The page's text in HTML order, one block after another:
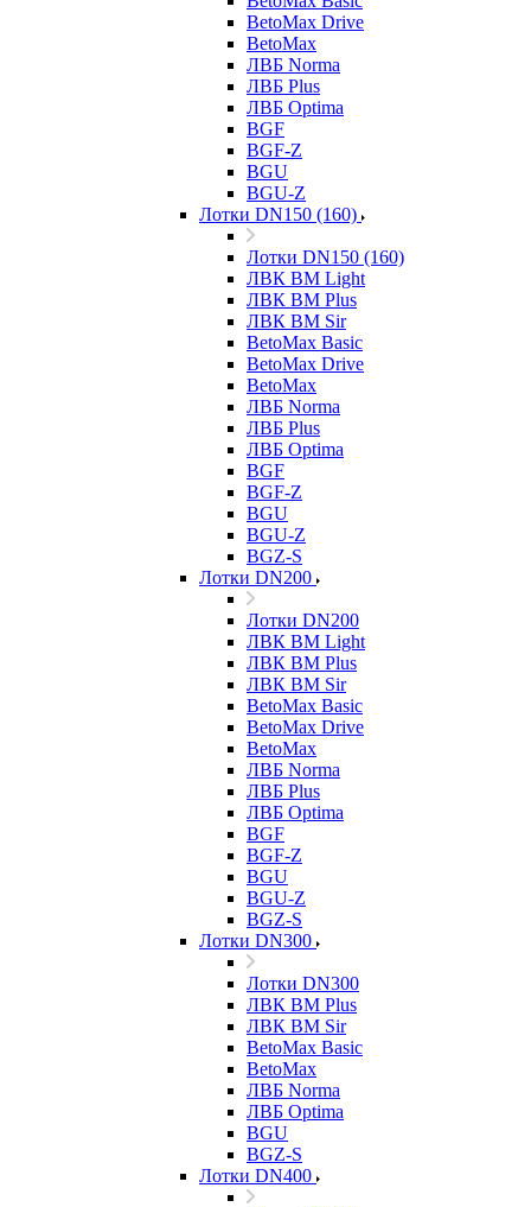
BetoMax Drive
BetoMax
ЛВБ Norma
ЛВБ Plus
ЛВБ Optima
BGF
BGF-Z
BGU
BGU-Z
Лотки DN150 (160)
Лотки DN150 (160)
ЛВК ВМ Light
ЛВК ВМ Plus
ЛВК ВМ Sir
BetoMax Basic
BetoMax Drive
BetoMax
ЛВБ Norma
ЛВБ Plus
ЛВБ Optima
BGF
BGF-Z
BGU
BGU-Z
BGZ-S
Лотки DN200
Лотки DN200
ЛВК ВМ Light
ЛВК ВМ Plus
ЛВК ВМ Sir
BetoMax Basic
BetoMax Drive
BetoMax
ЛВБ Norma
ЛВБ Plus
ЛВБ Optima
BGF
BGF-Z
BGU
BGU-Z
BGZ-S
Лотки DN300
Лотки DN300
ЛВК ВМ Plus
ЛВК ВМ Sir
BetoMax Basic
BetoMax
ЛВБ Norma
ЛВБ Optima
BGU
BGZ-S
Лотки DN400